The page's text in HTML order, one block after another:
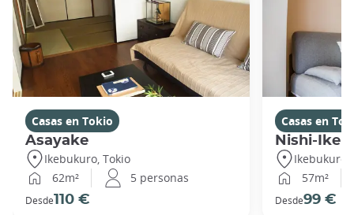
Casas en Tokio
Asayake
Ikebukuro, Tokio
62m²
5 personas
Desde110 €
Casas en
Nishi-
Ikebukuro,
57m²
Desde99 €